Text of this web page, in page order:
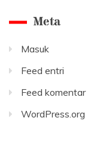
Meta
Masuk
Feed entri
Feed komentar
WordPress.org